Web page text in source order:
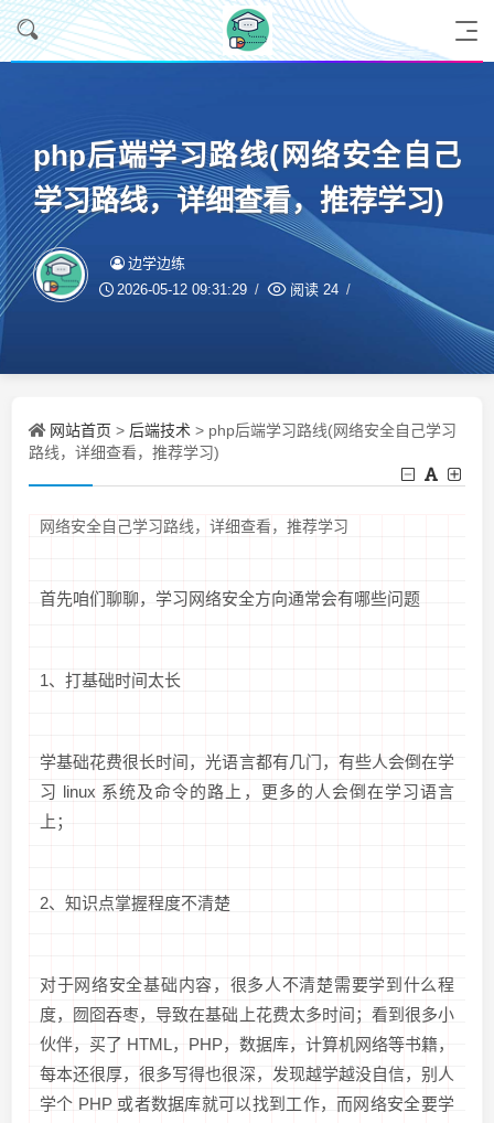
php后端学习路线(网络安全自己
学习路线，详细查看，推荐学习)
边学边练
2026-05-12 09:31:29 阅读 24
网站首页 > 后端技术 > php后端学习路线(网络安全自己学习
路线，详细查看，推荐学习)
网络安全自己学习路线，详细查看，推荐学习
首先咱们聊聊，学习网络安全方向通常会有哪些问题
1、打基础时间太长
学基础花费很长时间，光语言都有几门，有些人会倒在学
习 linux 系统及命令的路上，更多的人会倒在学习语言
上；
2、知识点掌握程度不清楚
对于网络安全基础内容，很多人不清楚需要学到什么程
度，囫囵吞枣，导致在基础上花费太多时间；看到很多小
伙伴，买了 HTML，PHP，数据库，计算机网络等书籍，
每本还很厚，很多写得也很深，发现越学越没自信，别人
学个 PHP 或者数据库就可以找到工作，而网络安全要学